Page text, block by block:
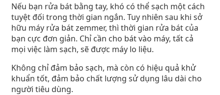
Nếu bạn rửa bát bằng tay, khó có thể sạch một cách
tuyệt đối trong thời gian ngắn. Tuy nhiên sau khi sở
hữu máy rửa bát zemmer, thì thời gian rửa bát của
bạn cực đơn giản. Chỉ cần cho bát vào máy, tất cả
mọi việc làm sạch, sẽ được máy lo liệu.
Không chỉ đảm bảo sạch, mà còn có hiệu quả khử
khuẩn tốt, đảm bảo chất lượng sử dụng lâu dài cho
người tiêu dùng.